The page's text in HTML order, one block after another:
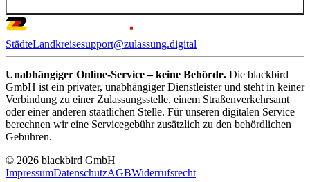
StädteLandkreisesupport@zulassung.digital
Unabhängiger Online-Service – keine Behörde. Die blackbird
GmbH ist ein privater, unabhängiger Dienstleister und steht in keiner
Verbindung zu einer Zulassungsstelle, einem Straßenverkehrsamt
oder einer anderen staatlichen Stelle. Für unseren digitalen Service
berechnen wir eine Servicegebühr zusätzlich zu den behördlichen
Gebühren.
© 2026 blackbird GmbH
ImpressumDatenschutzAGBWiderrufsrecht